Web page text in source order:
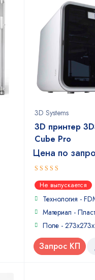
3D Systems
3D принтер
Cube Pro
Цена по
4out of
5Не выпускается
Технология -
Материал -
Поле -
Запрос КП